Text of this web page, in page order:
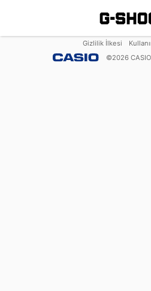
Gizlilik İlkesi
©2026